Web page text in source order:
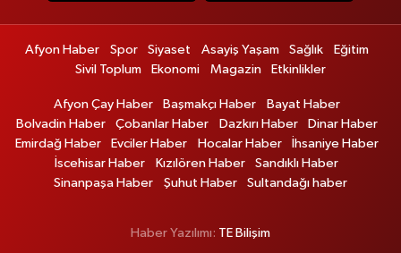
Afyon Haber Spor Siyaset Asayiş Yaşam Sağlık
Eğitim
Sivil Toplum
Ekonomi Magazin Etkinlikler
Afyon Çay Haber Başmakçı Haber
Bayat Haber
Bolvadin Haber
Çobanlar Haber Dazkırı Haber
Dinar Haber
Emirdağ Haber
Evciler Haber Hocalar Haber
İhsaniye Haber
İscehisar Haber
Kızılören Haber
Sandıklı Haber
Sinanpaşa Haber
Şuhut Haber Sultandağı haber
Haber Yazılımı: TE Bilişim